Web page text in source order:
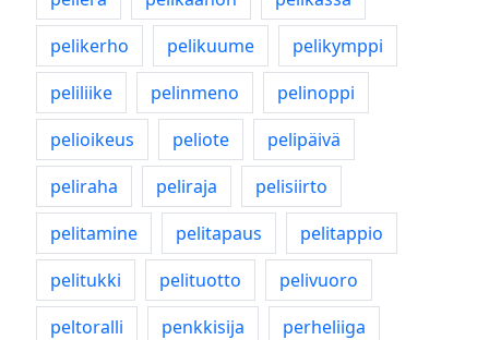
pelikerho
pelikuume
pelikymppi
peliliike
pelinmeno
pelinoppi
pelioikeus
peliote
pelipäivä
peliraha
peliraja
pelisiirto
pelitamine
pelitapaus
pelitappio
pelitukki
pelituotto
pelivuoro
peltoralli
penkkisija
perheliiga